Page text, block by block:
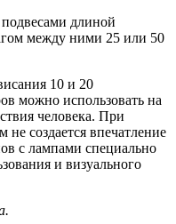
длиной
между ними 25 или 50
10 и 20
можно использовать на
человека. При
не создается впечатление
с лампами специально
и визуального